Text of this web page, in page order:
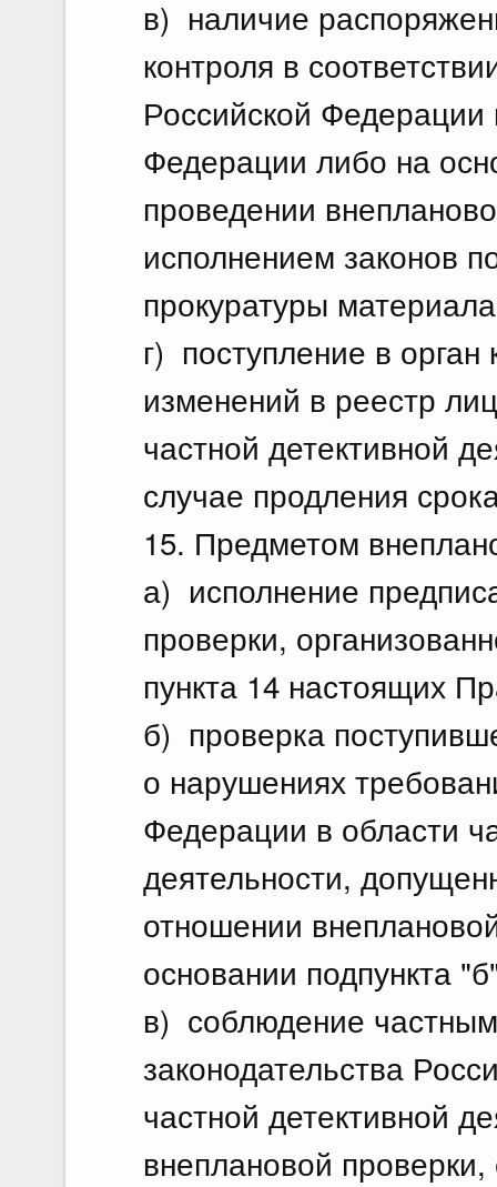
в) наличие
контроля в
Российской
Федерации либо на
проведении
исполнением законов
прокуратуры
г) поступление в
изменений в реестр
частной детективной
случае продления
15. Предметом
а) исполнение
проверки,
пункта 14 настоящих
б) проверка
о нарушениях
Федерации в области
деятельности,
отношении
основании подпункта
в) соблюдение
законодательства
частной детективной
внеплановой